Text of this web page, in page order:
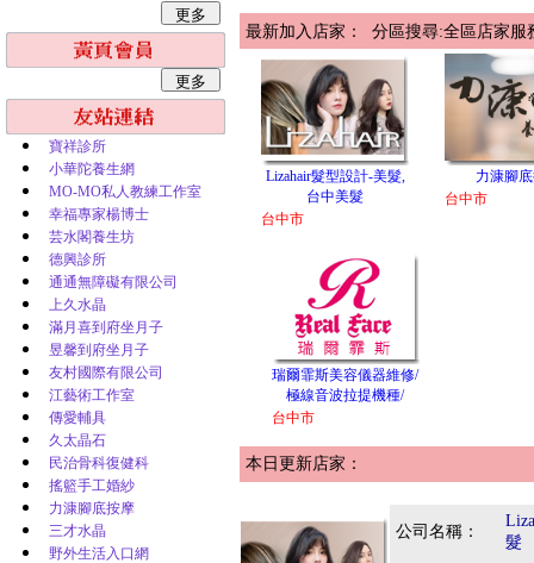
寶祥診所
小華陀養生網
MO-MO私人教練工作室
幸福專家楊博士
芸水閣養生坊
德興診所
通通無障礙有限公司
上久水晶
滿月喜到府坐月子
昱馨到府坐月子
友村國際有限公司
江藝術工作室
傳愛輔具
久太晶石
民治骨科復健科
搖籃手工婚紗
力漮腳底按摩
三才水晶
野外生活入口網
最新加入店家： 分區搜尋:全區店家服
Lizahair髮型設計-美髮,
台中美髮
台中市
力漮腳
台中市
瑞爾霏斯美容儀器維修/
極線音波拉提機種/
台中市
本日更新店家：
公司名稱：
髮